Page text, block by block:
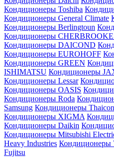
Кондиционеры Toshiba
Кондиционеры General Climate
Кондиционеры Berlingtoun
Кондиционеры CHERBROOKE
Кондиционеры DAICOND
Кондиционеры EUROHOFF
Кондиционеры GREEN
ISHIMATSU Кондиционеры
Кондиционеры Lessar
Кондиционеры OASIS
Кондиционеры Roda
Samsung Кондиционеры Thaicon
Кондиционеры XIGMA
Кондиционеры Daikin
Кондиционеры Mitsubishi
Heavy Industries Кондиционеры
Fujitsu